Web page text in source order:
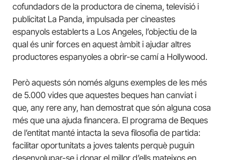
cofundadors de la productora de cinema, televisió i
publicitat La Panda, impulsada per cineastes
espanyols establerts a Los Angeles, l’objectiu de la
qual és unir forces en aquest àmbit i ajudar altres
productores espanyoles a obrir-se camí a Hollywood.
Però aquests són només alguns exemples de les més
de 5.000 vides que aquestes beques han canviat i
que, any rere any, han demostrat que són alguna cosa
més que una ajuda financera. El programa de Beques
de l’entitat manté intacta la seva filosofia de partida:
facilitar oportunitats a joves talents perquè puguin